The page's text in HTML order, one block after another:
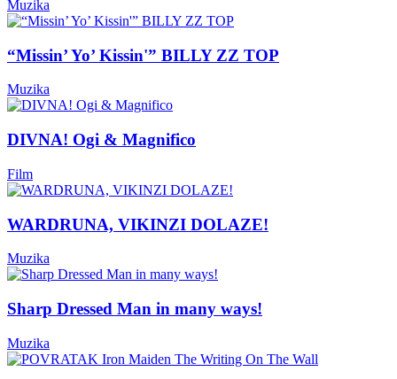
Muzika
“Missin’ Yo’ Kissin'” BILLY ZZ TOP
Muzika
DIVNA! Ogi & Magnifico
Film
WARDRUNA, VIKINZI DOLAZE!
Muzika
Sharp Dressed Man in many ways!
Muzika